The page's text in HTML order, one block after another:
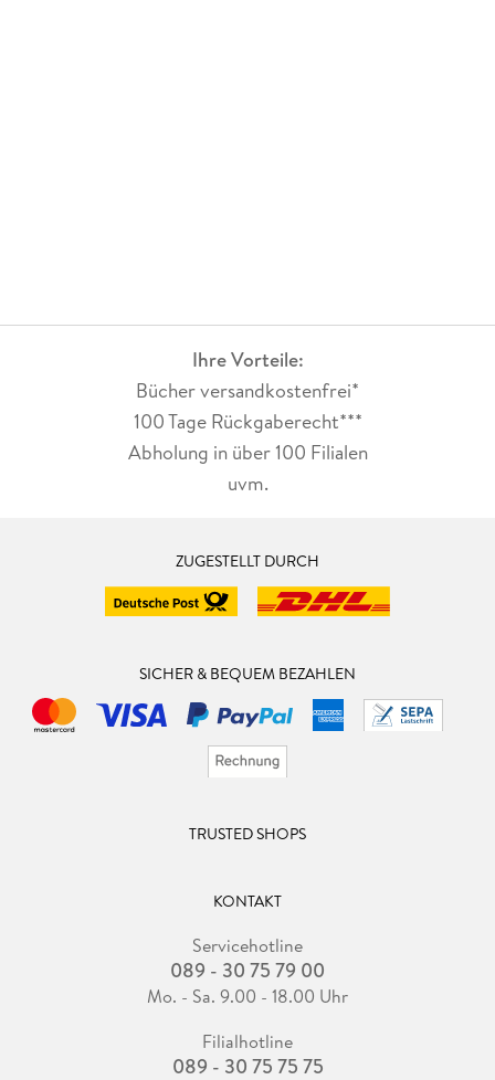
Ihre Vorteile:
Bücher versandkostenfrei*
100 Tage Rückgaberecht***
Abholung in über 100 Filialen
uvm.
ZUGESTELLT DURCH
SICHER & BEQUEM BEZAHLEN
TRUSTED SHOPS
KONTAKT
Servicehotline
089 - 30 75 79 00
Mo. - Sa. 9.00 - 18.00 Uhr
Filialhotline
089 - 30 75 75 75